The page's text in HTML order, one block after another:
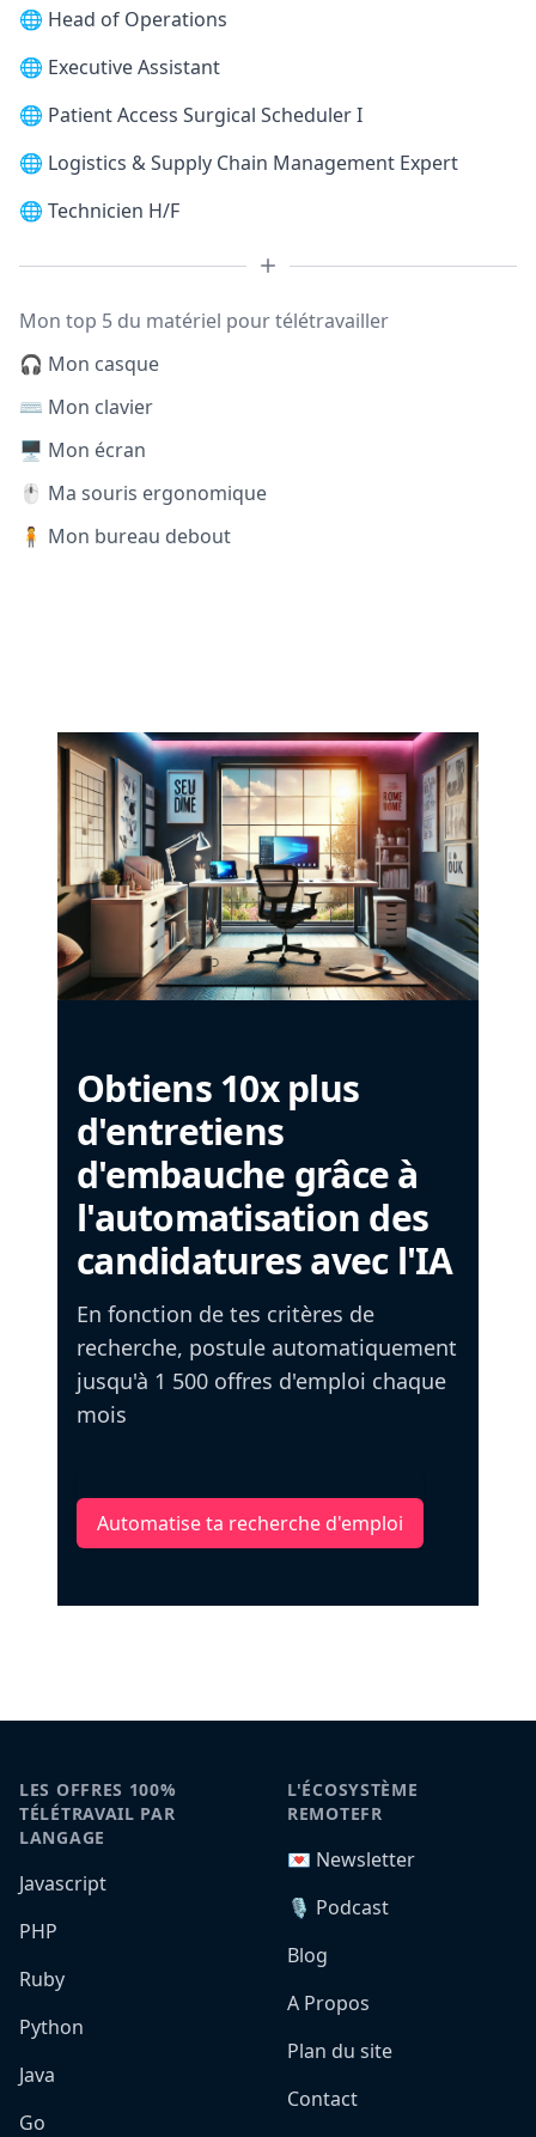
🌐 Head of Operations
🌐 Executive Assistant
🌐 Patient Access Surgical Scheduler I
🌐 Logistics & Supply Chain Management Expert
🌐 Technicien H/F
Mon top 5 du matériel pour télétravailler
🎧 Mon casque
⌨️ Mon clavier
🖥️ Mon écran
🖱️ Ma souris ergonomique
🧍 Mon bureau debout
Obtiens 10x plus
d'entretiens
d'embauche grâce à
l'automatisation des
candidatures avec l'IA
En fonction de tes critères de
recherche, postule automatiquement
jusqu'à 1 500 offres d'emploi chaque
mois
Automatise ta recherche d'emploi
LES OFFRES 100%
TÉLÉTRAVAIL PAR
LANGAGE
Javascript
PHP
Ruby
Python
Java
Go
L'ÉCOSYSTÈME
REMOTEFR
💌 Newsletter
🎙️ Podcast
Blog
A Propos
Plan du site
Contact